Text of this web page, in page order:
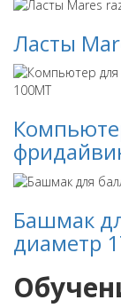
Ласты
Башмак
диаметр